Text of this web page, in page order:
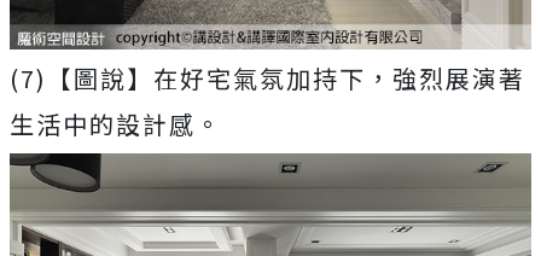
(7)【圖說】在好宅氣氛加持下，強烈展演著
生活中的設計感。